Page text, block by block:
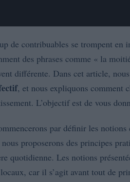
de contribuables se trompent
des phrases comme « la
différente. Dans cet article,
, et nous expliquons comment
L’objectif est de vous
par définir les notions
proposerons des principes
quotidienne. Les notions
car il s’agit avant tout de